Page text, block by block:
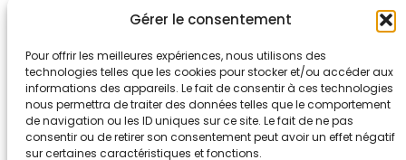
Gérer le consentement
Pour offrir les meilleures expériences, nous utilisons des
technologies telles que les cookies pour stocker et/ou accéder aux
informations des appareils. Le fait de consentir à ces technologies
nous permettra de traiter des données telles que le comportement
de navigation ou les ID uniques sur ce site. Le fait de ne pas
consentir ou de retirer son consentement peut avoir un effet négatif
sur certaines caractéristiques et fonctions.
26-30, rue de Bellevue
92700 COLOMBES
Tél. 01.56.83.88.30